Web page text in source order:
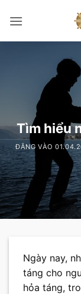
qua
Tìm hiểu
ĐĂNG VÀO
Ngày nay,
táng cho
hỏa táng,